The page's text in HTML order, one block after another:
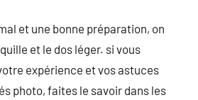
et une bonne préparation, on
et le dos léger. si vous
expérience et vos astuces
photo, faites le savoir dans les